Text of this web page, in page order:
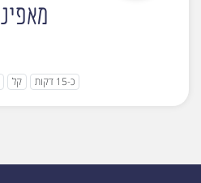
כ-15 דקות קל